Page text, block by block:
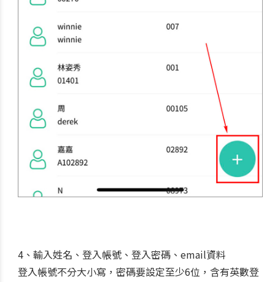
4、輸入姓名、登入帳號、登入密碼、email資料
登入帳號不分大小寫，密碼要設定至少6位，含有英數登